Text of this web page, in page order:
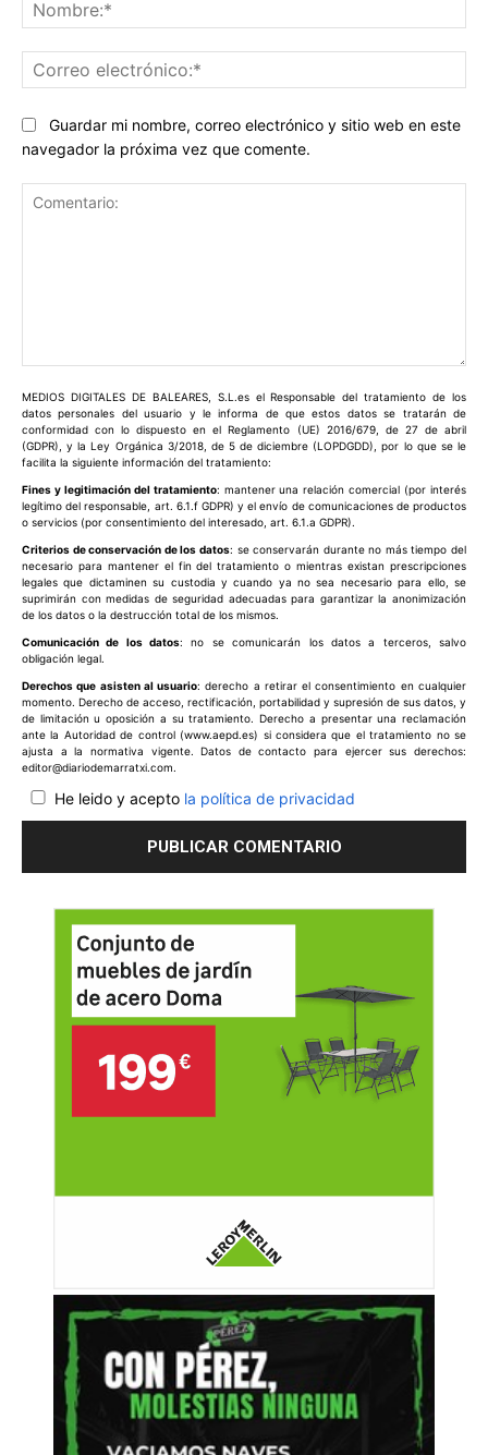
Guardar mi nombre, correo electrónico y sitio web en este
navegador la próxima vez que comente.
MEDIOS DIGITALES DE BALEARES, S.L.es el Responsable del tratamiento de los
datos personales del usuario y le informa de que estos datos se tratarán de
conformidad con lo dispuesto en el Reglamento (UE) 2016/679, de 27 de abril
(GDPR), y la Ley Orgánica 3/2018, de 5 de diciembre (LOPDGDD), por lo que se le
facilita la siguiente información del tratamiento:
Fines y legitimación del tratamiento: mantener una relación comercial (por interés
legítimo del responsable, art. 6.1.f GDPR) y el envío de comunicaciones de productos
o servicios (por consentimiento del interesado, art. 6.1.a GDPR).
Criterios de conservación de los datos: se conservarán durante no más tiempo del
necesario para mantener el fin del tratamiento o mientras existan prescripciones
legales que dictaminen su custodia y cuando ya no sea necesario para ello, se
suprimirán con medidas de seguridad adecuadas para garantizar la anonimización
de los datos o la destrucción total de los mismos.
Comunicación de los datos: no se comunicarán los datos a terceros, salvo
obligación legal.
Derechos que asisten al usuario: derecho a retirar el consentimiento en cualquier
momento. Derecho de acceso, rectificación, portabilidad y supresión de sus datos, y
de limitación u oposición a su tratamiento. Derecho a presentar una reclamación
ante la Autoridad de control (www.aepd.es) si considera que el tratamiento no se
ajusta a la normativa vigente. Datos de contacto para ejercer sus derechos:
editor@diariodemarratxi.com.
He leido y acepto la política de privacidad